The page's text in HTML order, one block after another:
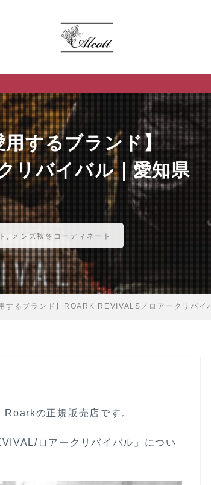
するブランド】
リバイバル｜愛知県
, メンズ秋冬コーディネート
するブランド】ROARK REVIVALS／ロアークリバイ
の正規販売店です。
ロアークリバイバル」につい